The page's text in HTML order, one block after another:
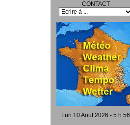
CONTACT
Lun 10 Aout 2026 - 5 h 56